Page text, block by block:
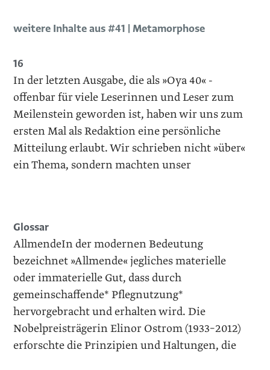
weitere Inhalte aus #41 | Metamorphose
16
In der letzten Ausgabe, die als »Oya 40« ­
offenbar für viele Leserinnen und Leser zum
Meilenstein geworden ist, haben wir uns zum
ersten Mal als Redaktion eine persönliche
Mitteilung erlaubt. Wir schrieben nicht »über«
ein Thema, sondern machten unser
Glossar
AllmendeIn der modernen Bedeutung
bezeichnet »Allmende« jegliches materielle
oder immaterielle Gut, dass durch
gemeinschaffende* Pflegnutzung*
hervorgebracht und erhalten wird. Die
Nobelpreisträgerin Elinor Ostrom (1933–2012)
erforschte die Prinzipien und Haltungen, die